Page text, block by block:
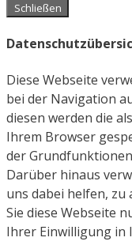
Schließen
Diese Webseite
bei der Navigation
diesen werden die
Ihrem Browser
der
Darüber hinaus
uns dabei helfen, zu
Sie diese Webseite
Ihrer Einwilligung in